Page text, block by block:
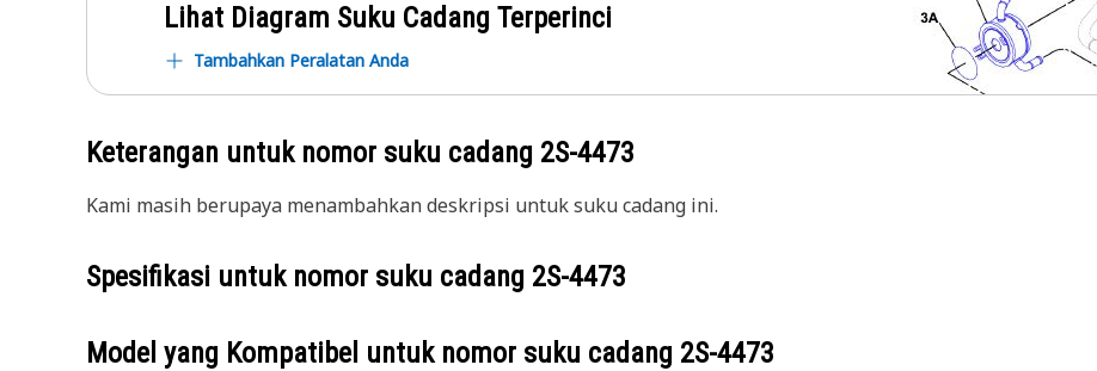
Lihat Diagram Suku Cadang Terperinci
Tambahkan Peralatan Anda
Keterangan untuk nomor suku cadang 2S-4473
Kami masih berupaya menambahkan deskripsi untuk suku cadang ini.
Spesifikasi untuk nomor suku cadang 2S-4473
Model yang Kompatibel untuk nomor suku cadang 2S-4473